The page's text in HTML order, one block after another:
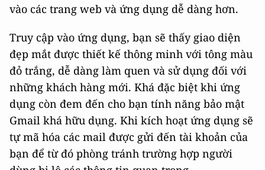
vào các trang web và ứng dụng dễ dàng hơn.
Truy cập vào ứng dụng, bạn sẽ thấy giao diện
đẹp mắt được thiết kế thông minh với tông màu
đỏ trắng, dễ dàng làm quen và sử dụng đối với
những khách hàng mới. Khá đặc biệt khi ứng
dụng còn đem đến cho bạn tính năng bảo mật
Gmail khá hữu dụng. Khi kích hoạt ứng dụng sẽ
tự mã hóa các mail được gửi đến tài khoản của
bạn để từ đó phòng tránh trường hợp người